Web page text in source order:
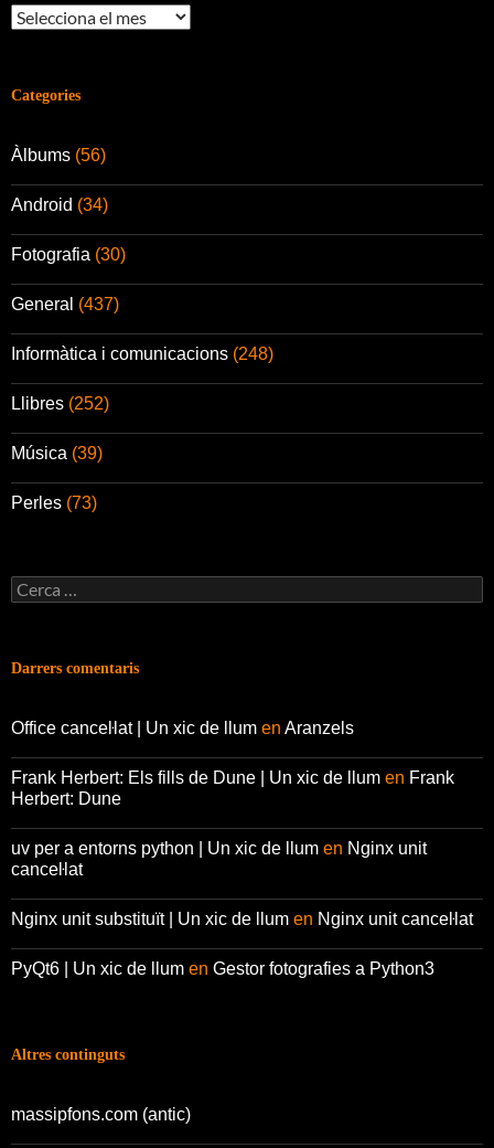
Arxius
Categories
Àlbums (56)
Android (34)
Fotografia (30)
General (437)
Informàtica i comunicacions (248)
Llibres (252)
Música (39)
Perles (73)
Cerca:
Darrers comentaris
Office canceŀlat | Un xic de llum en Aranzels
Frank Herbert: Els fills de Dune | Un xic de llum en Frank
Herbert: Dune
uv per a entorns python | Un xic de llum en Nginx unit
canceŀlat
Nginx unit substituït | Un xic de llum en Nginx unit canceŀlat
PyQt6 | Un xic de llum en Gestor fotografies a Python3
Altres continguts
massipfons.com (antic)